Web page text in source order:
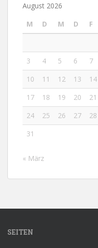
August 2026
M
D M D F
3
4 5 6 7
10
11 12 13 14
17
18 19 20 21
24
25 26 27 28
31
« März
SEITEN